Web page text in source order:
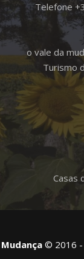
Telefone
o vale da
Turismo
Casas
Mudança © 2016